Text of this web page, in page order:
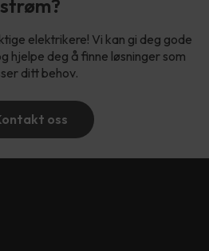
strøm?
elektrikere! Vi kan gi deg gode
hjelpe deg å finne løsninger som
ditt behov.
oss